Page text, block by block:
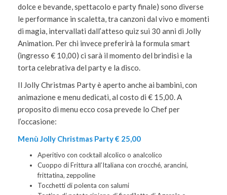
dolce e bevande, spettacolo e party finale) sono diverse
le performance in scaletta, tra canzoni dal vivo e momenti
di magia, intervallati dall’atteso quiz sui 30 anni di Jolly
Animation. Per chi invece preferirà la formula smart
(ingresso € 10,00) ci sarà il momento del brindisi e la
torta celebrativa del party e la disco.
Il Jolly Christmas Party è aperto anche ai bambini, con
animazione e menu dedicati, al costo di € 15,00. A
proposito di menu ecco cosa prevede lo Chef per
l’occasione:
Menù Jolly Christmas Party € 25,00
Aperitivo con cocktail alcolico o analcolico
Cuoppo di Frittura all’Italiana con crocché, arancini,
frittatina, zeppoline
Tocchetti di polenta con salumi